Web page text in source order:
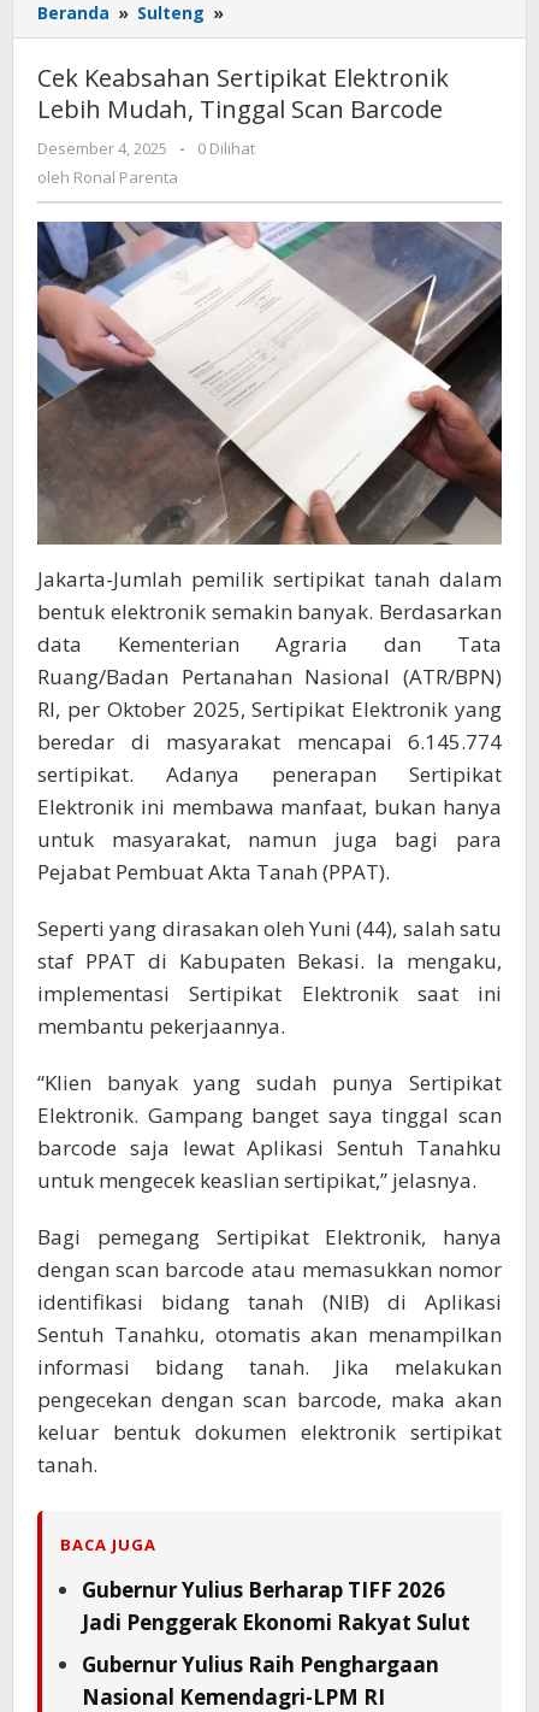
Beranda » Sulteng »
Keabsahan
Sertipikat
Elektronik
Lebih
Mudah,
Cek Keabsahan Sertipikat Elektronik
Lebih Mudah, Tinggal Scan Barcode
Desember 4, 2025
oleh
-
0 Dilihat
oleh Ronal Parenta
Jakarta-Jumlah pemilik sertipikat tanah dalam
bentuk elektronik semakin banyak. Berdasarkan
data Kementerian Agraria dan Tata
Ruang/Badan Pertanahan Nasional (ATR/BPN)
RI, per Oktober 2025, Sertipikat Elektronik yang
beredar di masyarakat mencapai 6.145.774
sertipikat. Adanya penerapan Sertipikat
Elektronik ini membawa manfaat, bukan hanya
untuk masyarakat, namun juga bagi para
Pejabat Pembuat Akta Tanah (PPAT).
Seperti yang dirasakan oleh Yuni (44), salah satu
staf PPAT di Kabupaten Bekasi. Ia mengaku,
implementasi Sertipikat Elektronik saat ini
membantu pekerjaannya.
“Klien banyak yang sudah punya Sertipikat
Elektronik. Gampang banget saya tinggal scan
barcode saja lewat Aplikasi Sentuh Tanahku
untuk mengecek keaslian sertipikat,” jelasnya.
Bagi pemegang Sertipikat Elektronik, hanya
dengan scan barcode atau memasukkan nomor
identifikasi bidang tanah (NIB) di Aplikasi
Sentuh Tanahku, otomatis akan menampilkan
informasi bidang tanah. Jika melakukan
pengecekan dengan scan barcode, maka akan
keluar bentuk dokumen elektronik sertipikat
tanah.
BACA JUGA
Gubernur Yulius Berharap TIFF 2026
Jadi Penggerak Ekonomi Rakyat Sulut
Gubernur Yulius Raih Penghargaan
Nasional Kemendagri-LPM RI